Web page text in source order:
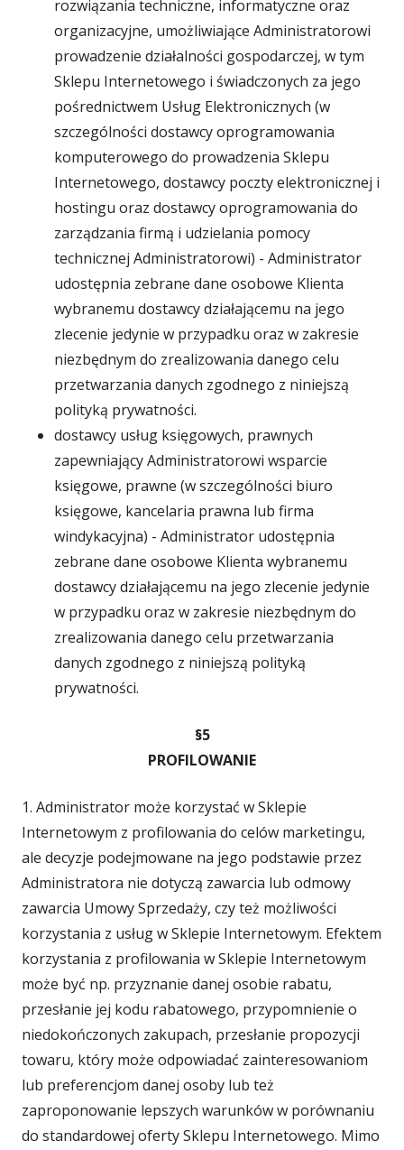
rozwiązania techniczne, informatyczne oraz
organizacyjne, umożliwiające Administratorowi
prowadzenie działalności gospodarczej, w tym
Sklepu Internetowego i świadczonych za jego
pośrednictwem Usług Elektronicznych (w
szczególności dostawcy oprogramowania
komputerowego do prowadzenia Sklepu
Internetowego, dostawcy poczty elektronicznej i
hostingu oraz dostawcy oprogramowania do
zarządzania firmą i udzielania pomocy
technicznej Administratorowi) - Administrator
udostępnia zebrane dane osobowe Klienta
wybranemu dostawcy działającemu na jego
zlecenie jedynie w przypadku oraz w zakresie
niezbędnym do zrealizowania danego celu
przetwarzania danych zgodnego z niniejszą
polityką prywatności.
dostawcy usług księgowych, prawnych
zapewniający Administratorowi wsparcie
księgowe, prawne (w szczególności biuro
księgowe, kancelaria prawna lub firma
windykacyjna) - Administrator udostępnia
zebrane dane osobowe Klienta wybranemu
dostawcy działającemu na jego zlecenie jedynie
w przypadku oraz w zakresie niezbędnym do
zrealizowania danego celu przetwarzania
danych zgodnego z niniejszą polityką
prywatności.
§5
PROFILOWANIE
1. Administrator może korzystać w Sklepie
Internetowym z profilowania do celów marketingu,
ale decyzje podejmowane na jego podstawie przez
Administratora nie dotyczą zawarcia lub odmowy
zawarcia Umowy Sprzedaży, czy też możliwości
korzystania z usług w Sklepie Internetowym. Efektem
korzystania z profilowania w Sklepie Internetowym
może być np. przyznanie danej osobie rabatu,
przesłanie jej kodu rabatowego, przypomnienie o
niedokończonych zakupach, przesłanie propozycji
towaru, który może odpowiadać zainteresowaniom
lub preferencjom danej osoby lub też
zaproponowanie lepszych warunków w porównaniu
do standardowej oferty Sklepu Internetowego. Mimo